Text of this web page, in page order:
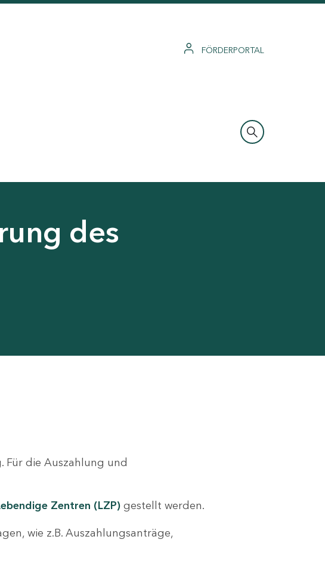
FÖRDERPORTAL
des
Für die Auszahlung und
Zentren (LZP)gestellt werden.
wie z.B. Auszahlungsanträge,